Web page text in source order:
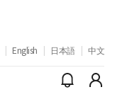
English 日本語 中文